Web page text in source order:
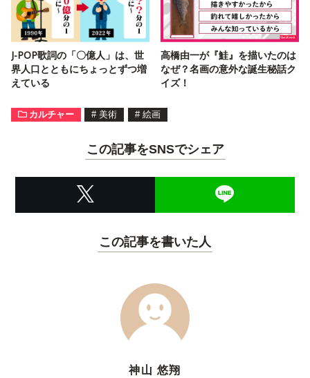
J-POP歌詞の「〇億人」は、世
界人口とともにちょっとずつ増
えている
高橋由一が『鮭』を描いたのは
なぜ？名画の意外な誕生秘話ク
イズ！
カルチャー # 美術 # 絵画
この記事をSNSでシェア
この記事を書いた人
神山 悠翔